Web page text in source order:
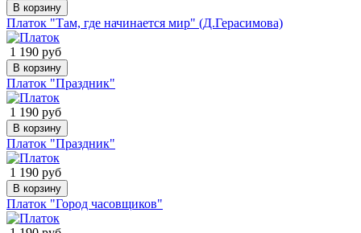
В корзину
Платок "Там, где начинается мир" (Д.Герасимова)
1 190 руб
В корзину
Платок "Праздник"
1 190 руб
В корзину
Платок "Праздник"
1 190 руб
В корзину
Платок "Город часовщиков"